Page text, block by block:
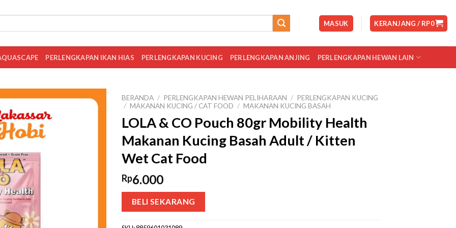
MASUK KERANJANG / RP0
PERLENGKAPAN IKAN HIAS PERLENGKAPAN KUCING PERLENGKAPAN ANJING PERLENGKAPAN HEWAN LAIN
BERANDA / PERLENGKAPAN HEWAN PELIHARAAN / PERLENGKAPAN KUCING
/ MAKANAN KUCING / CAT FOOD / MAKANAN KUCING BASAH
LOLA & CO Pouch 80gr Mobility Health
Makanan Kucing Basah Adult / Kitten
Wet Cat Food
Rp6.000
BELI SEKARANG